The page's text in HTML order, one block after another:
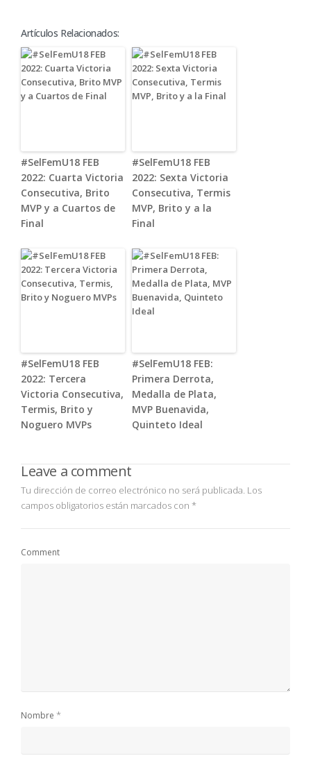
Artículos Relacionados:
#SelFemU18 FEB
2022: Cuarta Victoria
Consecutiva, Brito
MVP y a Cuartos de
Final
#SelFemU18 FEB
2022: Sexta Victoria
Consecutiva, Termis
MVP, Brito y a la
Final
#SelFemU18 FEB
2022: Tercera
Victoria Consecutiva,
Termis, Brito y
Noguero MVPs
#SelFemU18 FEB:
Primera Derrota,
Medalla de Plata,
MVP Buenavida,
Quinteto Ideal
Leave a comment
Tu dirección de correo electrónico no será publicada. Los
campos obligatorios están marcados con *
Comment
Nombre *